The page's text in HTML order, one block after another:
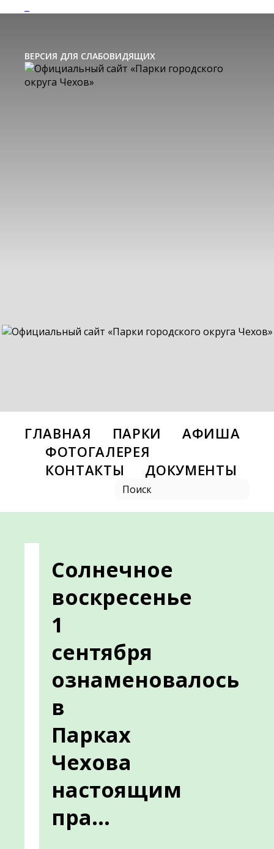
ВЕРСИЯ ДЛЯ СЛАБОВИДЯЩИХ
ГЛАВНАЯ ПАРКИ
АФИША
ФОТОГАЛЕРЕЯ
КОНТАКТЫ
ДОКУМЕНТЫ
Солнечное
воскресенье
1
сентября
ознаменовалось
в
Парках
Чехова
настоящим
пра...